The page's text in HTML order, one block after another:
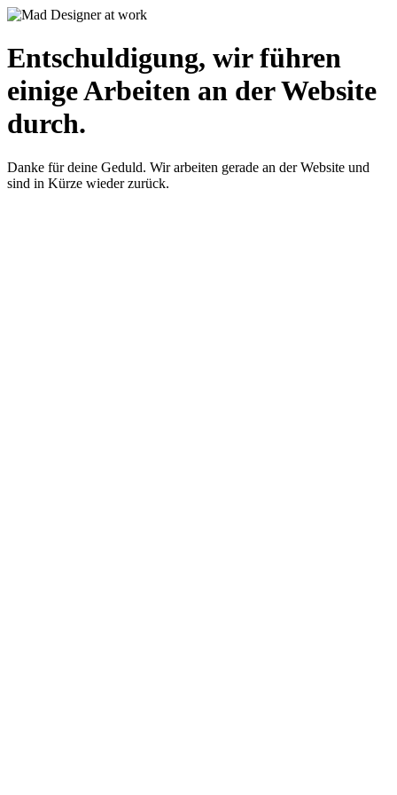
Entschuldigung, wir führen
einige Arbeiten an der Website
durch.
Danke für deine Geduld. Wir arbeiten gerade an der Website und
sind in Kürze wieder zurück.